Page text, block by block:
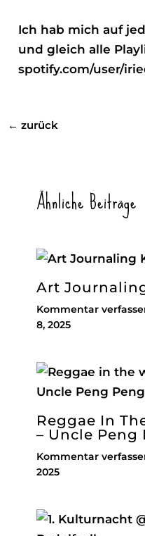
Ich hab mich auf
und gleich alle
spotify.com/user/
← zurück
Ähnliche Beiträge
Art
Kommentar
8, 2025
Reggae In
– Uncle Peng
Kommentar
2025